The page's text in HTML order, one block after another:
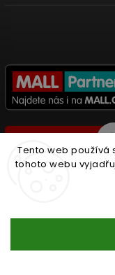
Tento web používá
tohoto webu